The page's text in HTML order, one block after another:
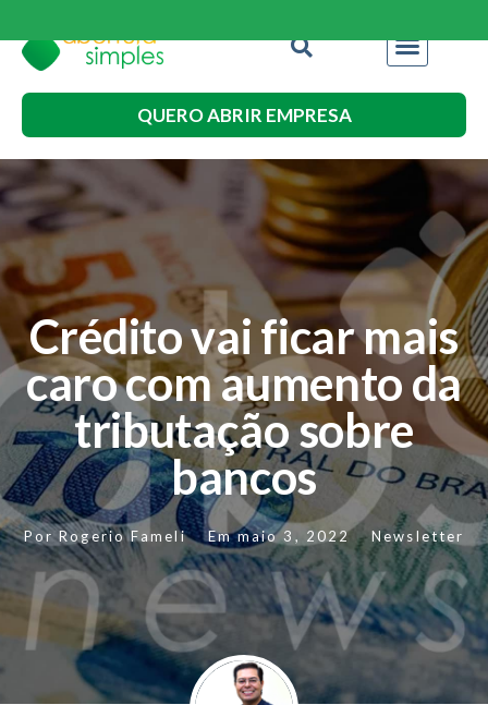
QUERO ABRIR EMPRESA
Crédito vai ficar mais
caro com aumento da
tributação sobre
bancos
PorRogerio Fameli Em maio 3, 2022 Newsletter